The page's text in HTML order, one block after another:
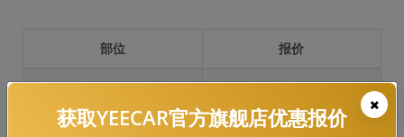
部位 报价
前保险杠 ￥2115.00
引擎盖 ￥4430.00
获取YEECAR官方旗舰店优惠报价